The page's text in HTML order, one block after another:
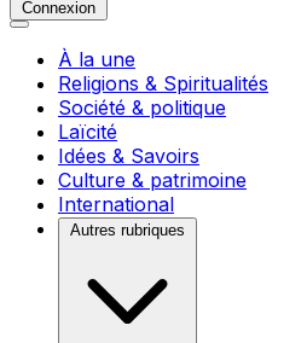
Connexion
À la une
Religions & Spiritualités
Société & politique
Laïcité
Idées & Savoirs
Culture & patrimoine
International
Autres rubriques